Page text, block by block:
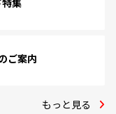
集
ご案内
もっと見る